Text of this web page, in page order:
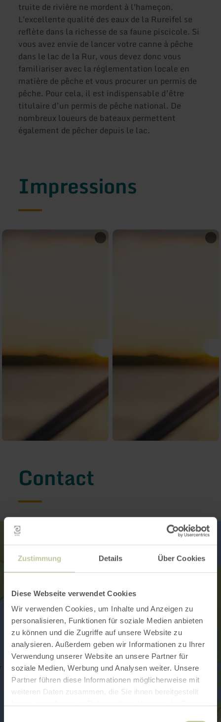
Zustimmung Details Über Cookies
Diese Webseite verwendet Cookies
Wir verwenden Cookies, um Inhalte und Anzeigen zu
personalisieren, Funktionen für soziale Medien anbieten
zu können und die Zugriffe auf unsere Website zu
analysieren. Außerdem geben wir Informationen zu Ihrer
Verwendung unserer Website an unsere Partner für
soziale Medien, Werbung und Analysen weiter. Unsere
Partner führen diese Informationen möglicherweise mit
weiteren Daten zusammen, die Sie ihnen bereitgestellt
truite de rivière ne mordent à l'hameçon.
L'excellente qualité des eaux de la Rureifel se
reflète dans la richesse de sa faune piscicole. Si
vous avez envie de lancer votre canne à pêche
dans le lac de la Rur, vous devez donc vous
familiariser avec la réglementation locale en
matière de pêche et vous procurer un permis de
pêche. Pour cela, il est indispensable d’être
titulaire d’un permis de pêche national. De
nombreux loueurs de bateaux permettent
également de pêcher depuis le lac.
Impressions
Contact